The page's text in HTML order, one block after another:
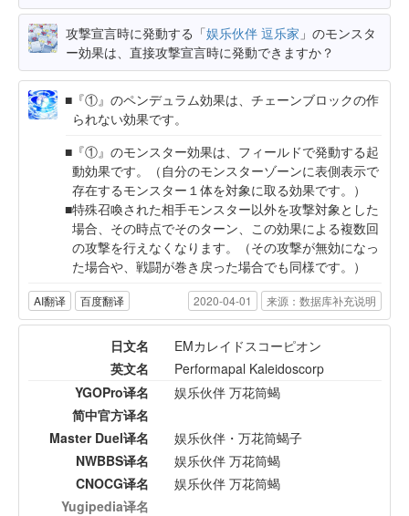
攻撃宣言時に発動する「娱乐伙伴 逗乐家 」のモンスタ
ー効果は、直接攻撃宣言時に発動できますか？
『①』のペンデュラム効果は、チェーンブロックの作
られない効果です。
『①』のモンスター効果は、フィールドで発動する起
動効果です。（自分のモンスターゾーンに表側表示で
存在するモンスター１体を対象に取る効果です。）
特殊召喚された相手モンスター以外を攻撃対象とした
場合、その時点でそのターン、この効果による複数回
の攻撃を行えなくなります。（その攻撃が無効になっ
た場合や、戦闘が巻き戻った場合でも同様です。）
AI翻译 百度翻译 2020-04-01 来源：数据库补充说明
日文名
EMカレイドスコーピオン
英文名
Performapal Kaleidoscorp
YGOPro译名
娱乐伙伴 万花筒蝎
简中官方译名
Master Duel译名
娱乐伙伴・万花筒蝎子
NWBBS译名
娱乐伙伴 万花筒蝎
CNOCG译名
娱乐伙伴 万花筒蝎
Yugipedia译名